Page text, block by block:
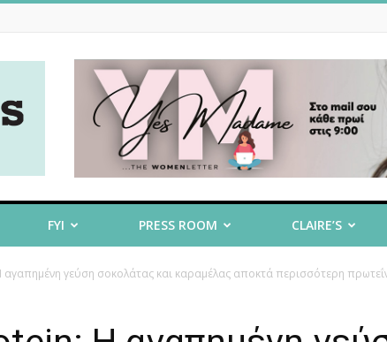
FYI PRESS ROOM CLAIRE’S
γεύση σοκολάτας και καραμέλας αποκτά περισσότερη